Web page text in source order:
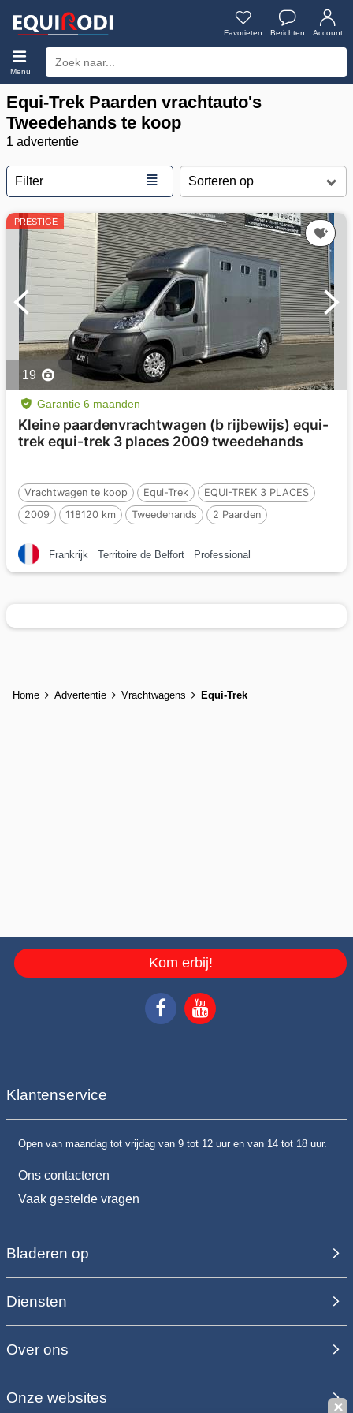
Favorieten Berichten Account
Menu
Equi-Trek Paarden vrachtauto's
Tweedehands te koop
1 advertentie
Filter ≣
PRESTIGE
19
Garantie 6 maanden
Kleine paardenvrachtwagen (b rijbewijs) equi-
trek equi-trek 3 places 2009 tweedehands
Vrachtwagen te koop Equi-Trek
EQUI-TREK 3 PLACES
2009
118120 km Tweedehands 2 Paarden
Frankrijk Territoire de Belfort Professional
Home Advertentie Vrachtwagens Equi-Trek
Kom erbij!
Klantenservice
Open van maandag tot vrijdag van 9 tot 12 uur en van 14 tot 18 uur.
Ons contacteren
Vaak gestelde vragen
Bladeren op
Diensten
Over ons
Onze websites
✕